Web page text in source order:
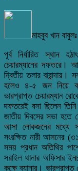
মাহবুব খান
পূর্ব নির্ধারিত স্থান
চেয়ারম্যানের দফতরে।
দ্বিতীয় তলার বারান্দায়।
হলেও ৪-৫ জন নিয়ে
ভারপ্রাপ্ত চেয়ারম্যান
দফতরেই বসা ছিলেন
জাতীয় দিবসের সভা হতে
আসা লোকজনের মধ্যে
সংরক্ষিত নারী আসনের
সময় প্রধান অতিথির পাশে
সরাইল থানার অফিসার
কক্ষে ব্যানার। ভারপ্রাপ্ত